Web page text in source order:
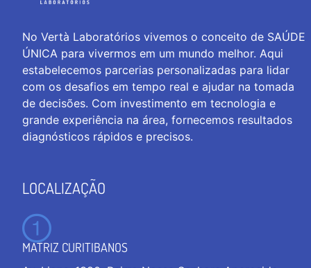
No Vertà Laboratórios vivemos o conceito de SAÚDE
ÚNICA para vivermos em um mundo melhor. Aqui
estabelecemos parcerias personalizadas para lidar
com os desafios em tempo real e ajudar na tomada
de decisões. Com investimento em tecnologia e
grande experiência na área, fornecemos resultados
diagnósticos rápidos e precisos.
LOCALIZAÇÃO
MATRIZ CURITIBANOS